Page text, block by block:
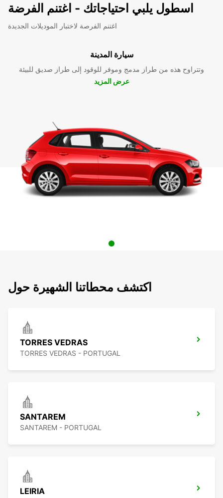
اسطول يلبي احتياجاتك - اغتنم الفرضة
اغتنم الفرصة لاختبار الموديلات الجديدة
سيارة المدينة
وتتراوح هذه من طراز مدمج وموفر للوقود إلى طراز صديق للبيئة
عرض المزيد
اكتشف محطاتنا الشهيرة حول
TORRES VEDRAS
TORRES VEDRAS - PORTUGAL
SANTAREM
SANTAREM - PORTUGAL
LEIRIA